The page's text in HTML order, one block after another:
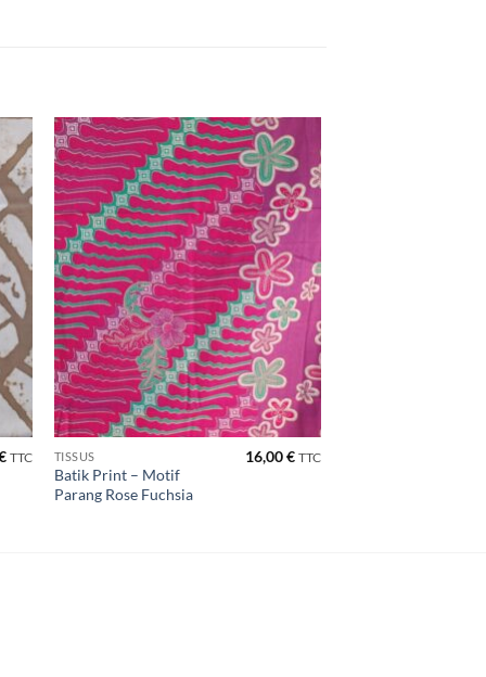
TTC
Ajouter
à la liste
de
souhaits
TISSUS
Batik Print – Motif
Parang Rose Fuchsia
16,00€ TTC